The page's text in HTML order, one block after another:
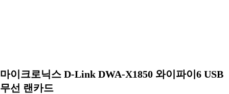
마이크로닉스 D-Link DWA-X1850 와이파이6 USB
무선 랜카드